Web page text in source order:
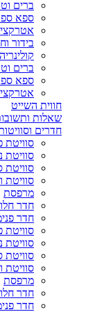
ברים
ספא
בידור
קולינריה​
ברים
ספא
חווית השייט
שאלות
חדרים
סוויטת
סוויטת
סוויטת
סוויטת
מרפסת
חדר
חדר
סוויטת
סוויטת
סוויטת
סוויטת
מרפסת
חדר
חדר